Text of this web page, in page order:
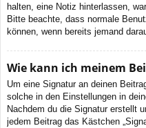
halten, eine Notiz hinterlassen,
Bitte beachte, dass normale
können, wenn bereits jemand
Wie kann ich meinem
Um eine Signatur an deinen
solche in den Einstellungen in
Nachdem du die Signatur erstellt
jedem Beitrag das Kästchen